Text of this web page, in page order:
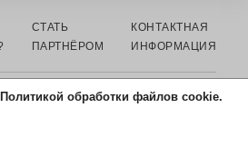
Политикой обработки файлов cookie.
СТАТЬ
ПАРТНЁРОМ
КОНТАКТНАЯ
ИНФОРМАЦИЯ